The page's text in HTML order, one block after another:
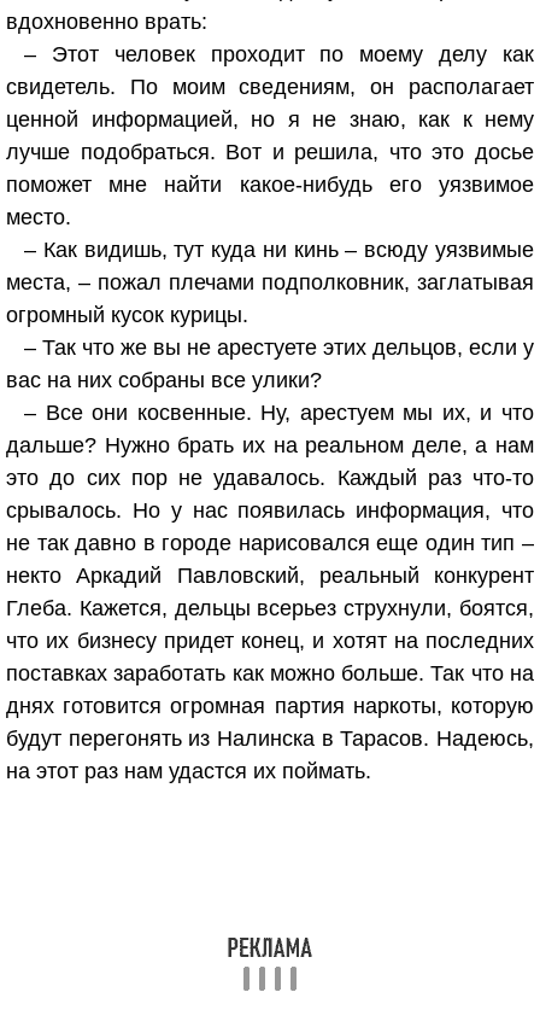
вдохновенно врать:
– Этот человек проходит по моему делу как
свидетель. По моим сведениям, он располагает
ценной информацией, но я не знаю, как к нему
лучше подобраться. Вот и решила, что это досье
поможет мне найти какое-нибудь его уязвимое
место.
– Как видишь, тут куда ни кинь – всюду уязвимые
места, – пожал плечами подполковник, заглатывая
огромный кусок курицы.
– Так что же вы не арестуете этих дельцов, если у
вас на них собраны все улики?
– Все они косвенные. Ну, арестуем мы их, и что
дальше? Нужно брать их на реальном деле, а нам
это до сих пор не удавалось. Каждый раз что-то
срывалось. Но у нас появилась информация, что
не так давно в городе нарисовался еще один тип –
некто Аркадий Павловский, реальный конкурент
Глеба. Кажется, дельцы всерьез струхнули, боятся,
что их бизнесу придет конец, и хотят на последних
поставках заработать как можно больше. Так что на
днях готовится огромная партия наркоты, которую
будут перегонять из Налинска в Тарасов. Надеюсь,
на этот раз нам удастся их поймать.